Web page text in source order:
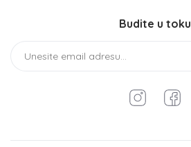
Budite u toku